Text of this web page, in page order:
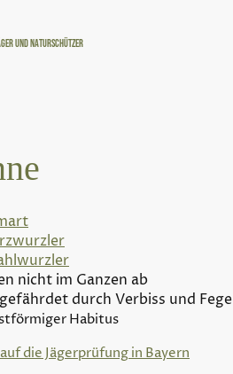
und Naturschützer
nicht im Ganzen ab
durch Verbiss und Fege
Habitus
die Jägerprüfung in Bayern